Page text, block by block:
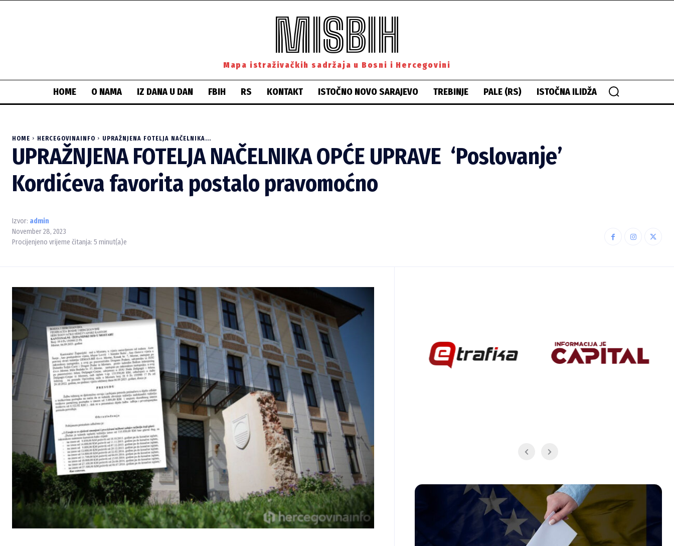
MISBIH
Mapa istraživačkih sadržaja u Bosni i Hercegovini
HOME O NAMA IZ DANA U DAN FBIH RS KONTAKT ISTOČNO NOVO SARAJEVO TREBINJE PALE (RS) ISTOČNA ILIDŽA
HOME HERCEGOVINAINFO UPRAŽNJENA FOTELJA NAČELNIKA...
UPRAŽNJENA FOTELJA NAČELNIKA OPĆE UPRAVE ‘Poslovanje’
Kordićeva favorita postalo pravomoćno
Izvor: admin
November 28, 2023
Procijenjeno vrijeme čitanja: 5 minut(a)e